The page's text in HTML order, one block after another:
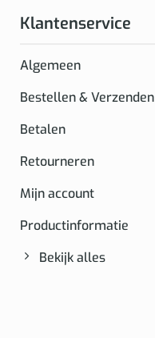
Klantenservice
Algemeen
Bestellen & Verzenden
Betalen
Retourneren
Mijn account
Productinformatie
Bekijk alles